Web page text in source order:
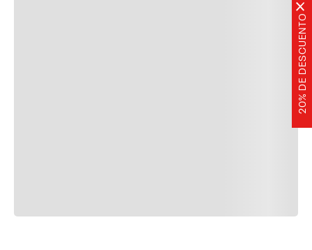
20% DE DESCUENTO
×